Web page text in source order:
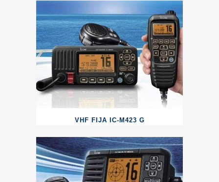
VHF FIJA IC-M423 G